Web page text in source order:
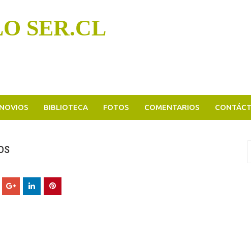
SER.CL
BIBLIOTECA FOTOS COMENTARIOS